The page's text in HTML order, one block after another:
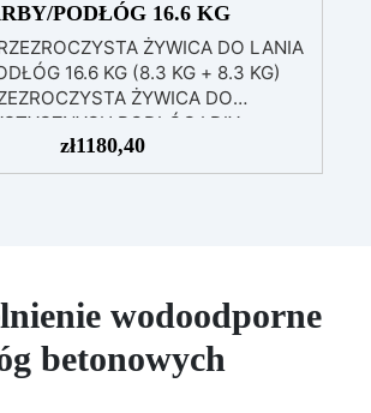
PODŁÓG 16.6 KG
ŻYWICA DO LANIA
16.6 KG (8.3 KG + 8.3 KG)
ŻYWICA DO
PODŁÓG I DIY
przezroczysta żywica to
produkt przeznaczony do
podłogowe charakteryzuje się
odpornością na duży ruch pieszy i
Idealna zarówno dla
/ użytkowników domowych,
zł1180,40
wodoodporne
betonowych